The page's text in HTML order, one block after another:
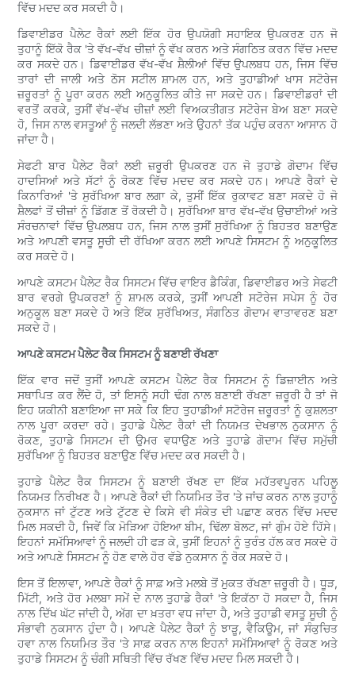
ਵਿੱਚ ਮਦਦ ਕਰ ਸਕਦੀ ਹੈ।
ਡਿਵਾਈਡਰ ਪੈਲੇਟ ਰੈਕਾਂ ਲਈ ਇੱਕ ਹੋਰ ਉਪਯੋਗੀ ਸਹਾਇਕ ਉਪਕਰਣ ਹਨ ਜੋ
ਤੁਹਾਨੂੰ ਇੱਕੋ ਰੈਕ 'ਤੇ ਵੱਖ-ਵੱਖ ਚੀਜ਼ਾਂ ਨੂੰ ਵੱਖ ਕਰਨ ਅਤੇ ਸੰਗਠਿਤ ਕਰਨ ਵਿੱਚ ਮਦਦ
ਕਰ ਸਕਦੇ ਹਨ। ਡਿਵਾਈਡਰ ਵੱਖ-ਵੱਖ ਸ਼ੈਲੀਆਂ ਵਿੱਚ ਉਪਲਬਧ ਹਨ, ਜਿਸ ਵਿੱਚ
ਤਾਰਾਂ ਦੀ ਜਾਲੀ ਅਤੇ ਠੋਸ ਸਟੀਲ ਸ਼ਾਮਲ ਹਨ, ਅਤੇ ਤੁਹਾਡੀਆਂ ਖਾਸ ਸਟੋਰੇਜ
ਜ਼ਰੂਰਤਾਂ ਨੂੰ ਪੂਰਾ ਕਰਨ ਲਈ ਅਨੁਕੂਲਿਤ ਕੀਤੇ ਜਾ ਸਕਦੇ ਹਨ। ਡਿਵਾਈਡਰਾਂ ਦੀ
ਵਰਤੋਂ ਕਰਕੇ, ਤੁਸੀਂ ਵੱਖ-ਵੱਖ ਚੀਜ਼ਾਂ ਲਈ ਵਿਅਕਤੀਗਤ ਸਟੋਰੇਜ ਬੇਅ ਬਣਾ ਸਕਦੇ
ਹੋ, ਜਿਸ ਨਾਲ ਵਸਤੂਆਂ ਨੂੰ ਜਲਦੀ ਲੱਭਣਾ ਅਤੇ ਉਹਨਾਂ ਤੱਕ ਪਹੁੰਚ ਕਰਨਾ ਆਸਾਨ ਹੋ
ਜਾਂਦਾ ਹੈ।
ਸੇਫਟੀ ਬਾਰ ਪੈਲੇਟ ਰੈਕਾਂ ਲਈ ਜ਼ਰੂਰੀ ਉਪਕਰਣ ਹਨ ਜੋ ਤੁਹਾਡੇ ਗੋਦਾਮ ਵਿੱਚ
ਹਾਦਸਿਆਂ ਅਤੇ ਸੱਟਾਂ ਨੂੰ ਰੋਕਣ ਵਿੱਚ ਮਦਦ ਕਰ ਸਕਦੇ ਹਨ। ਆਪਣੇ ਰੈਕਾਂ ਦੇ
ਕਿਨਾਰਿਆਂ 'ਤੇ ਸੁਰੱਖਿਆ ਬਾਰ ਲਗਾ ਕੇ, ਤੁਸੀਂ ਇੱਕ ਰੁਕਾਵਟ ਬਣਾ ਸਕਦੇ ਹੋ ਜੋ
ਸ਼ੈਲਫਾਂ ਤੋਂ ਚੀਜ਼ਾਂ ਨੂੰ ਡਿੱਗਣ ਤੋਂ ਰੋਕਦੀ ਹੈ। ਸੁਰੱਖਿਆ ਬਾਰ ਵੱਖ-ਵੱਖ ਉਚਾਈਆਂ ਅਤੇ
ਸੰਰਚਨਾਵਾਂ ਵਿੱਚ ਉਪਲਬਧ ਹਨ, ਜਿਸ ਨਾਲ ਤੁਸੀਂ ਸੁਰੱਖਿਆ ਨੂੰ ਬਿਹਤਰ ਬਣਾਉਣ
ਅਤੇ ਆਪਣੀ ਵਸਤੂ ਸੂਚੀ ਦੀ ਰੱਖਿਆ ਕਰਨ ਲਈ ਆਪਣੇ ਸਿਸਟਮ ਨੂੰ ਅਨੁਕੂਲਿਤ
ਕਰ ਸਕਦੇ ਹੋ।
ਆਪਣੇ ਕਸਟਮ ਪੈਲੇਟ ਰੈਕ ਸਿਸਟਮ ਵਿੱਚ ਵਾਇਰ ਡੈਕਿੰਗ, ਡਿਵਾਈਡਰ ਅਤੇ ਸੇਫਟੀ
ਬਾਰ ਵਰਗੇ ਉਪਕਰਣਾਂ ਨੂੰ ਸ਼ਾਮਲ ਕਰਕੇ, ਤੁਸੀਂ ਆਪਣੀ ਸਟੋਰੇਜ ਸਪੇਸ ਨੂੰ ਹੋਰ
ਅਨੁਕੂਲ ਬਣਾ ਸਕਦੇ ਹੋ ਅਤੇ ਇੱਕ ਸੁਰੱਖਿਅਤ, ਸੰਗਠਿਤ ਗੋਦਾਮ ਵਾਤਾਵਰਣ ਬਣਾ
ਸਕਦੇ ਹੋ।
ਆਪਣੇ ਕਸਟਮ ਪੈਲੇਟ ਰੈਕ ਸਿਸਟਮ ਨੂੰ ਬਣਾਈ ਰੱਖਣਾ
ਇੱਕ ਵਾਰ ਜਦੋਂ ਤੁਸੀਂ ਆਪਣੇ ਕਸਟਮ ਪੈਲੇਟ ਰੈਕ ਸਿਸਟਮ ਨੂੰ ਡਿਜ਼ਾਈਨ ਅਤੇ
ਸਥਾਪਿਤ ਕਰ ਲੈਂਦੇ ਹੋ, ਤਾਂ ਇਸਨੂੰ ਸਹੀ ਢੰਗ ਨਾਲ ਬਣਾਈ ਰੱਖਣਾ ਜ਼ਰੂਰੀ ਹੈ ਤਾਂ ਜੋ
ਇਹ ਯਕੀਨੀ ਬਣਾਇਆ ਜਾ ਸਕੇ ਕਿ ਇਹ ਤੁਹਾਡੀਆਂ ਸਟੋਰੇਜ ਜ਼ਰੂਰਤਾਂ ਨੂੰ ਕੁਸ਼ਲਤਾ
ਨਾਲ ਪੂਰਾ ਕਰਦਾ ਰਹੇ। ਤੁਹਾਡੇ ਪੈਲੇਟ ਰੈਕਾਂ ਦੀ ਨਿਯਮਤ ਦੇਖਭਾਲ ਨੁਕਸਾਨ ਨੂੰ
ਰੋਕਣ, ਤੁਹਾਡੇ ਸਿਸਟਮ ਦੀ ਉਮਰ ਵਧਾਉਣ ਅਤੇ ਤੁਹਾਡੇ ਗੋਦਾਮ ਵਿੱਚ ਸਮੁੱਚੀ
ਸੁਰੱਖਿਆ ਨੂੰ ਬਿਹਤਰ ਬਣਾਉਣ ਵਿੱਚ ਮਦਦ ਕਰ ਸਕਦੀ ਹੈ।
ਤੁਹਾਡੇ ਪੈਲੇਟ ਰੈਕ ਸਿਸਟਮ ਨੂੰ ਬਣਾਈ ਰੱਖਣ ਦਾ ਇੱਕ ਮਹੱਤਵਪੂਰਨ ਪਹਿਲੂ
ਨਿਯਮਤ ਨਿਰੀਖਣ ਹੈ। ਆਪਣੇ ਰੈਕਾਂ ਦੀ ਨਿਯਮਿਤ ਤੌਰ 'ਤੇ ਜਾਂਚ ਕਰਨ ਨਾਲ ਤੁਹਾਨੂੰ
ਨੁਕਸਾਨ ਜਾਂ ਟੁੱਟਣ ਅਤੇ ਟੁੱਟਣ ਦੇ ਕਿਸੇ ਵੀ ਸੰਕੇਤ ਦੀ ਪਛਾਣ ਕਰਨ ਵਿੱਚ ਮਦਦ
ਮਿਲ ਸਕਦੀ ਹੈ, ਜਿਵੇਂ ਕਿ ਮੋੜਿਆ ਹੋਇਆ ਬੀਮ, ਢਿੱਲਾ ਬੋਲਟ, ਜਾਂ ਗੁੰਮ ਹੋਏ ਹਿੱਸੇ।
ਇਹਨਾਂ ਸਮੱਸਿਆਵਾਂ ਨੂੰ ਜਲਦੀ ਹੀ ਫੜ ਕੇ, ਤੁਸੀਂ ਇਹਨਾਂ ਨੂੰ ਤੁਰੰਤ ਹੱਲ ਕਰ ਸਕਦੇ ਹੋ
ਅਤੇ ਆਪਣੇ ਸਿਸਟਮ ਨੂੰ ਹੋਣ ਵਾਲੇ ਹੋਰ ਵੱਡੇ ਨੁਕਸਾਨ ਨੂੰ ਰੋਕ ਸਕਦੇ ਹੋ।
ਇਸ ਤੋਂ ਇਲਾਵਾ, ਆਪਣੇ ਰੈਕਾਂ ਨੂੰ ਸਾਫ਼ ਅਤੇ ਮਲਬੇ ਤੋਂ ਮੁਕਤ ਰੱਖਣਾ ਜ਼ਰੂਰੀ ਹੈ। ਧੂੜ,
ਮਿੱਟੀ, ਅਤੇ ਹੋਰ ਮਲਬਾ ਸਮੇਂ ਦੇ ਨਾਲ ਤੁਹਾਡੇ ਰੈਕਾਂ 'ਤੇ ਇਕੱਠਾ ਹੋ ਸਕਦਾ ਹੈ, ਜਿਸ
ਨਾਲ ਦਿੱਖ ਘੱਟ ਜਾਂਦੀ ਹੈ, ਅੱਗ ਦਾ ਖ਼ਤਰਾ ਵਧ ਜਾਂਦਾ ਹੈ, ਅਤੇ ਤੁਹਾਡੀ ਵਸਤੂ ਸੂਚੀ ਨੂੰ
ਸੰਭਾਵੀ ਨੁਕਸਾਨ ਹੁੰਦਾ ਹੈ। ਆਪਣੇ ਪੈਲੇਟ ਰੈਕਾਂ ਨੂੰ ਝਾੜੂ, ਵੈਕਿਊਮ, ਜਾਂ ਸੰਕੁਚਿਤ
ਹਵਾ ਨਾਲ ਨਿਯਮਿਤ ਤੌਰ 'ਤੇ ਸਾਫ਼ ਕਰਨ ਨਾਲ ਇਹਨਾਂ ਸਮੱਸਿਆਵਾਂ ਨੂੰ ਰੋਕਣ ਅਤੇ
ਤੁਹਾਡੇ ਸਿਸਟਮ ਨੂੰ ਚੰਗੀ ਸਥਿਤੀ ਵਿੱਚ ਰੱਖਣ ਵਿੱਚ ਮਦਦ ਮਿਲ ਸਕਦੀ ਹੈ।